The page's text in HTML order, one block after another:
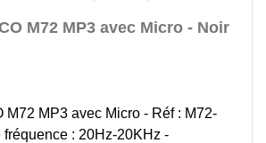
M72 MP3 avec Micro - Noir
M72 MP3 avec Micro - Réf : M72-
fréquence : 20Hz-20KHz -